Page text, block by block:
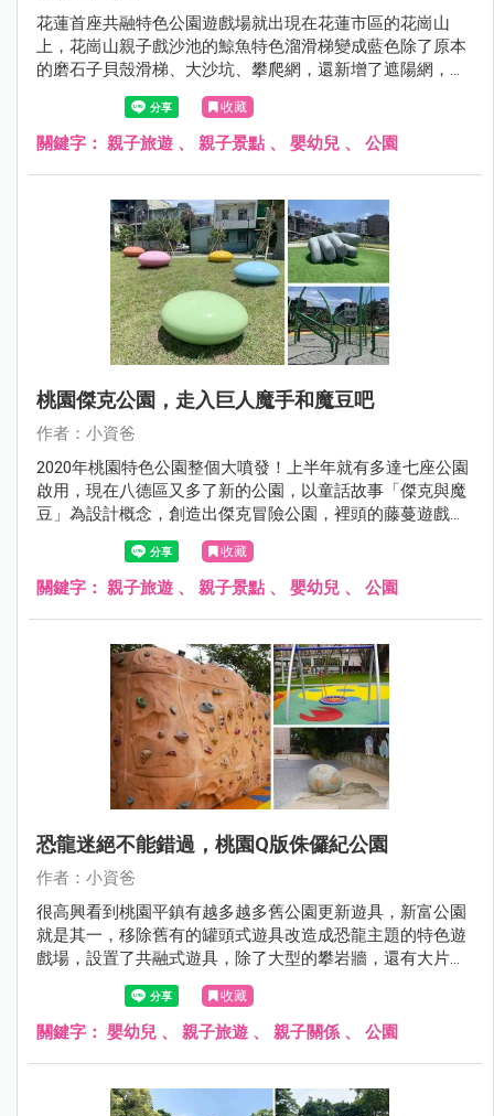
花蓮首座共融特色公園遊戲場就出現在花蓮市區的花崗山
上，花崗山親子戲沙池的鯨魚特色溜滑梯變成藍色除了原本
的磨石子貝殼滑梯、大沙坑、攀爬網，還新增了遮陽網，這
樣就不用擔心太陽曬了~蘇花改通了以後，車程縮短來花蓮
就快很多了喔！
收藏
關鍵字： 親子旅遊 、 親子景點 、 嬰幼兒 、 公園
桃園傑克公園，走入巨人魔手和魔豆吧
作者：小資爸
2020年桃園特色公園整個大噴發！上半年就有多達七座公園
啟用，現在八德區又多了新的公園，以童話故事「傑克與魔
豆」為設計概念，創造出傑克冒險公園，裡頭的藤蔓遊戲區
包含波浪流滑梯及大葉攀爬網，另一邊則是將童話故事裡巨
人的魔手以及魔豆融入於裝置藝術中，非常具有特色，除此
之外也設置了彈跳床、鳥巢鞦韆、親子鞦韆、體健設施及社
收藏
關鍵字： 親子旅遊 、 親子景點 、 嬰幼兒 、 公園
恐龍迷絕不能錯過，桃園Q版侏儸紀公園
作者：小資爸
很高興看到桃園平鎮有越多越多舊公園更新遊具，新富公園
就是其一，移除舊有的罐頭式遊具改造成恐龍主題的特色遊
戲場，設置了共融式遊具，除了大型的攀岩牆，還有大片的
沙坑可以挖掘恐龍化石以及挖土機，旁邊更有小朋友最喜歡
的鳥巢鞦韆，地面也設計了恐龍的圖案，讓孩子們玩得更開
心了呢！現在就跟著小資爸一起來看看新富公園變身後有什
收藏
關鍵字： 嬰幼兒 、 親子旅遊 、 親子關係 、 公園